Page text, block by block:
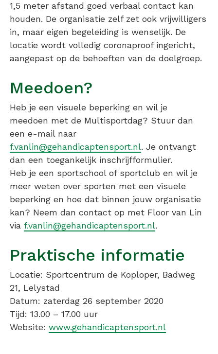
1,5 meter afstand goed verbaal contact kan
houden. De organisatie zelf zet ook vrijwilligers
in, maar eigen begeleiding is wenselijk. De
locatie wordt volledig coronaproof ingericht,
aangepast op de behoeften van de doelgroep.
Meedoen?
Heb je een visuele beperking en wil je
meedoen met de Multisportdag? Stuur dan
een e-mail naar
f.vanlin@gehandicaptensport.nl. Je ontvangt
dan een toegankelijk inschrijfformulier.
Heb je een sportschool of sportclub en wil je
meer weten over sporten met een visuele
beperking en hoe dat binnen jouw organisatie
kan? Neem dan contact op met Floor van Lin
via f.vanlin@gehandicaptensport.nl.
Praktische informatie
Locatie: Sportcentrum de Koploper, Badweg
21, Lelystad
Datum: zaterdag 26 september 2020
Tijd: 13.00 – 17.00 uur
Website: www.gehandicaptensport.nl